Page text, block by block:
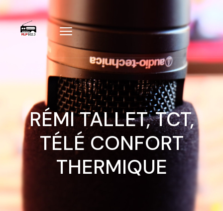
RÉMI TALLET, TCT,
TÉLÉ CONFORT
THERMIQUE